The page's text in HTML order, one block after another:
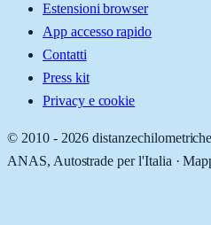
Estensioni browser
App accesso rapido
Contatti
Press kit
Privacy e cookie
© 2010 - 2026
ANAS, Autostrade per l'Italia ·